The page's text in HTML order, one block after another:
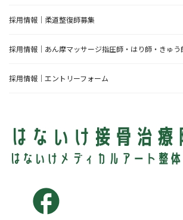
採用情報｜柔道整復師募集
採用情報｜あん摩マッサージ指圧師・はり師・きゅう
採用情報｜エントリーフォーム